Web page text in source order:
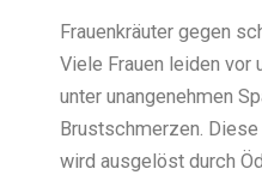
Frauenkräuter gegen
Viele Frauen leiden vor
unter unangenehmen
Brustschmerzen.
wird ausgelöst durch